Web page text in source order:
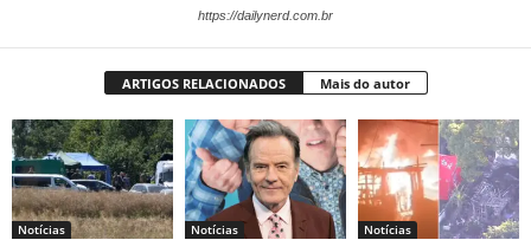
https://dailynerd.com.br
ARTIGOS RELACIONADOS Mais do autor
Notícias Notícias Notícias